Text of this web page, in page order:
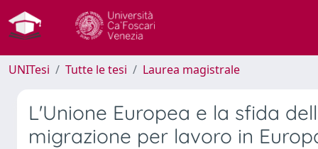
UNITesi Tutte le tesi Laurea magistrale
L'Unione Europea e la sfida
migrazione per lavoro in